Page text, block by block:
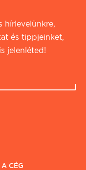
hírlevelünkre,
és tippjeinket,
jelenléted!
A CÉG